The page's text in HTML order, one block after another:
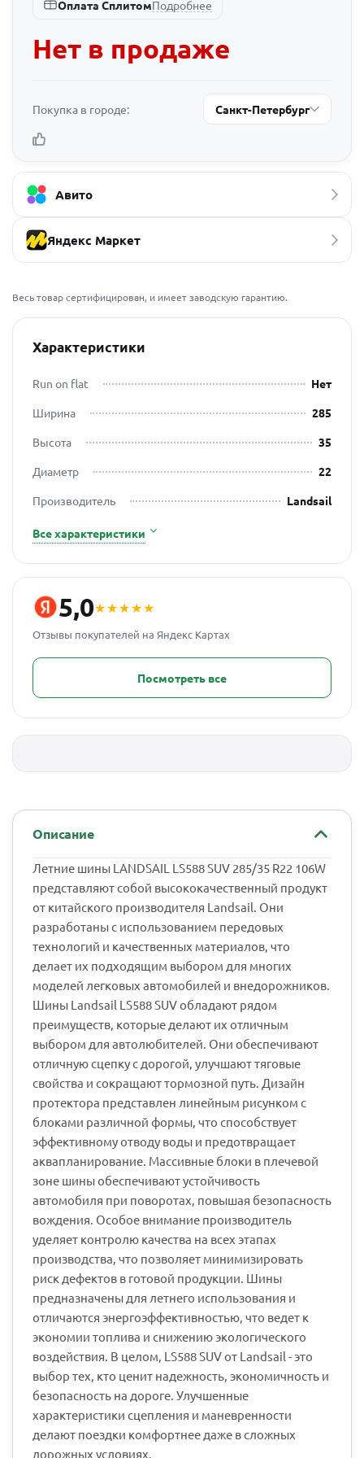
Оплата СплитомПодробнее
Нет в продаже
Покупка в городе: Санкт-Петербург
Авито
Яндекс Маркет
Весь товар сертифицирован, и имеет заводскую гарантию.
Характеристики
Run on flat
Нет
Ширина
285
Высота
35
Диаметр
22
Производитель
Landsail
Все характеристики
5,0★★★★★
Отзывы покупателей на Яндекс Картах
Посмотреть все
Описание
Летние шины LANDSAIL LS588 SUV 285/35 R22 106W
представляют собой высококачественный продукт
от китайского производителя Landsail. Они
разработаны с использованием передовых
технологий и качественных материалов, что
делает их подходящим выбором для многих
моделей легковых автомобилей и внедорожников.
Шины Landsail LS588 SUV обладают рядом
преимуществ, которые делают их отличным
выбором для автолюбителей. Они обеспечивают
отличную сцепку с дорогой, улучшают тяговые
свойства и сокращают тормозной путь. Дизайн
протектора представлен линейным рисунком с
блоками различной формы, что способствует
эффективному отводу воды и предотвращает
аквапланирование. Массивные блоки в плечевой
зоне шины обеспечивают устойчивость
автомобиля при поворотах, повышая безопасность
вождения. Особое внимание производитель
уделяет контролю качества на всех этапах
производства, что позволяет минимизировать
риск дефектов в готовой продукции. Шины
предназначены для летнего использования и
отличаются энергоэффективностью, что ведет к
экономии топлива и снижению экологического
воздействия. В целом, LS588 SUV от Landsail - это
выбор тех, кто ценит надежность, экономичность и
безопасность на дороге. Улучшенные
характеристики сцепления и маневренности
делают поездки комфортнее даже в сложных
дорожных условиях.